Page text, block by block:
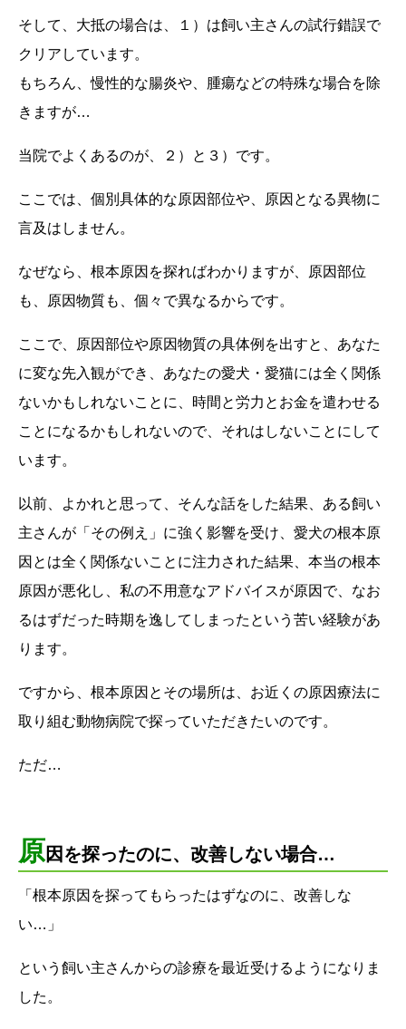
そして、大抵の場合は、１）は飼い主さんの試行錯誤で
クリアしています。
もちろん、慢性的な腸炎や、腫瘍などの特殊な場合を除
きますが…
当院でよくあるのが、２）と３）です。
ここでは、個別具体的な原因部位や、原因となる異物に
言及はしません。
なぜなら、根本原因を探ればわかりますが、原因部位
も、原因物質も、個々で異なるからです。
ここで、原因部位や原因物質の具体例を出すと、あなた
に変な先入観ができ、あなたの愛犬・愛猫には全く関係
ないかもしれないことに、時間と労力とお金を遣わせる
ことになるかもしれないので、それはしないことにして
います。
以前、よかれと思って、そんな話をした結果、ある飼い
主さんが「その例え」に強く影響を受け、愛犬の根本原
因とは全く関係ないことに注力された結果、本当の根本
原因が悪化し、私の不用意なアドバイスが原因で、なお
るはずだった時期を逸してしまったという苦い経験があ
ります。
ですから、根本原因とその場所は、お近くの原因療法に
取り組む動物病院で探っていただきたいのです。
ただ…
原因を探ったのに、改善しない場合…
「根本原因を探ってもらったはずなのに、改善しな
い…」
という飼い主さんからの診療を最近受けるようになりま
した。